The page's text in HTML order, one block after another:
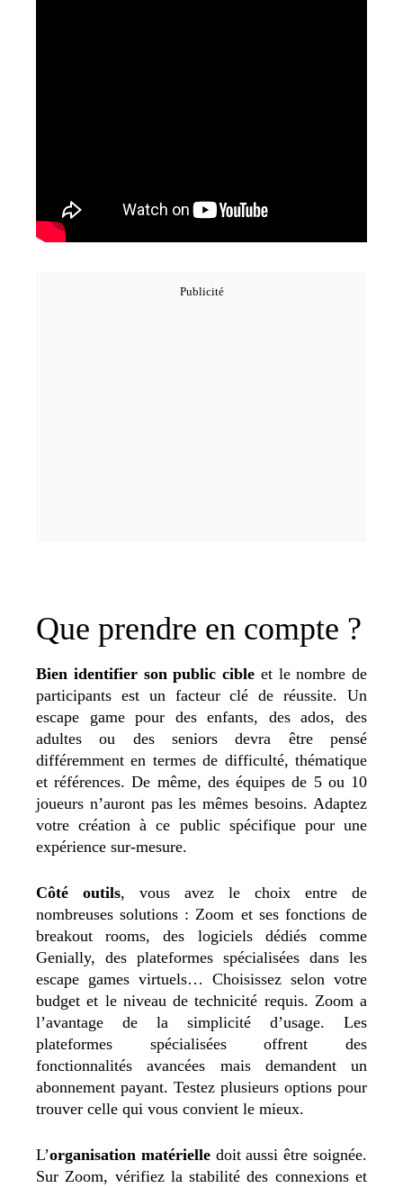
Que prendre en compte ?
Bien identifier son public cible et le nombre de
participants est un facteur clé de réussite. Un
escape game pour des enfants, des ados, des
adultes ou des seniors devra être pensé
différemment en termes de difficulté, thématique
et références. De même, des équipes de 5 ou 10
joueurs n’auront pas les mêmes besoins. Adaptez
votre création à ce public spécifique pour une
expérience sur-mesure.
Côté outils, vous avez le choix entre de
nombreuses solutions : Zoom et ses fonctions de
breakout rooms, des logiciels dédiés comme
Genially, des plateformes spécialisées dans les
escape games virtuels… Choisissez selon votre
budget et le niveau de technicité requis. Zoom a
l’avantage de la simplicité d’usage. Les
plateformes spécialisées offrent des
fonctionnalités avancées mais demandent un
abonnement payant. Testez plusieurs options pour
trouver celle qui vous convient le mieux.
L’organisation matérielledoit aussi être soignée.
Sur Zoom, vérifiez la stabilité des connexions et